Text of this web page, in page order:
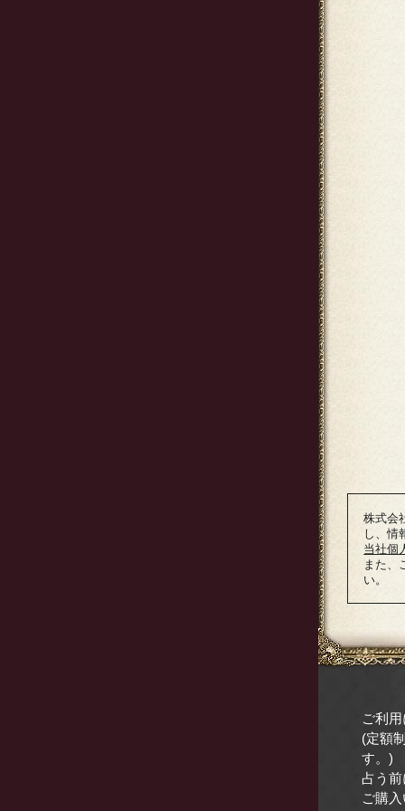
株式会
し、情
当社個
また、
い。
ご利
(定額
す。)
占う
ご購